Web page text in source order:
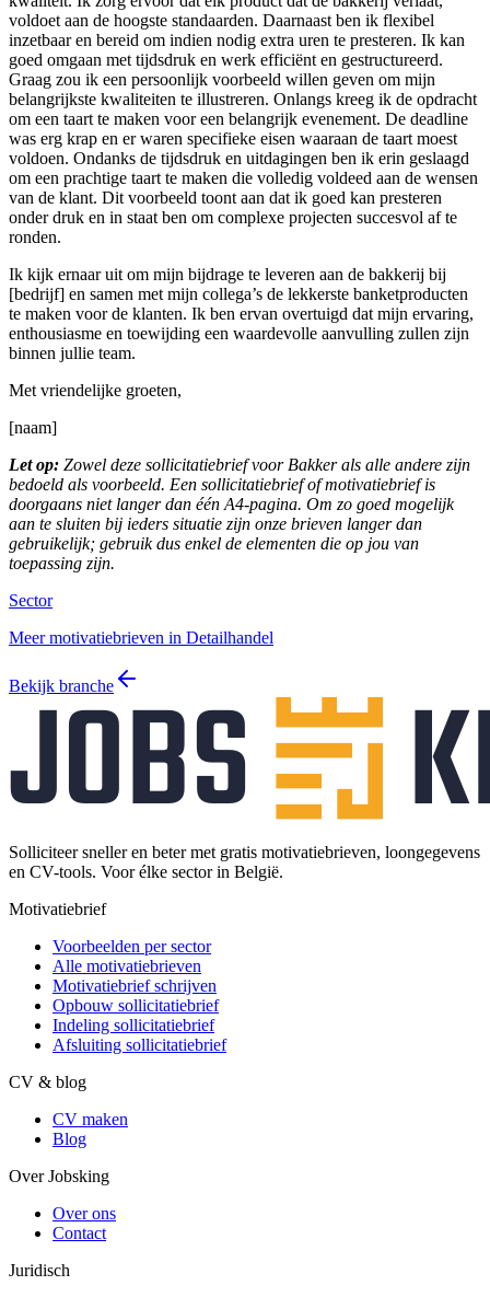
voldoet aan de hoogste standaarden. Daarnaast ben ik flexibel
inzetbaar en bereid om indien nodig extra uren te presteren. Ik kan
goed omgaan met tijdsdruk en werk efficiënt en gestructureerd.
Graag zou ik een persoonlijk voorbeeld willen geven om mijn
belangrijkste kwaliteiten te illustreren. Onlangs kreeg ik de opdracht
om een taart te maken voor een belangrijk evenement. De deadline
was erg krap en er waren specifieke eisen waaraan de taart moest
voldoen. Ondanks de tijdsdruk en uitdagingen ben ik erin geslaagd
om een prachtige taart te maken die volledig voldeed aan de wensen
van de klant. Dit voorbeeld toont aan dat ik goed kan presteren
onder druk en in staat ben om complexe projecten succesvol af te
ronden.
Ik kijk ernaar uit om mijn bijdrage te leveren aan de bakkerij bij
[bedrijf] en samen met mijn collega’s de lekkerste banketproducten
te maken voor de klanten. Ik ben ervan overtuigd dat mijn ervaring,
enthousiasme en toewijding een waardevolle aanvulling zullen zijn
binnen jullie team.
Met vriendelijke groeten,
[naam]
Let op: Zowel deze sollicitatiebrief voor Bakker als alle andere zijn
bedoeld als voorbeeld. Een sollicitatiebrief of motivatiebrief is
doorgaans niet langer dan één A4-pagina. Om zo goed mogelijk
aan te sluiten bij ieders situatie zijn onze brieven langer dan
gebruikelijk; gebruik dus enkel de elementen die op jou van
toepassing zijn.
Sector
Meer motivatiebrieven in Detailhandel
Bekijk branche
Solliciteer sneller en beter met gratis motivatiebrieven, loongegevens
en CV-tools. Voor élke sector in België.
Motivatiebrief
Voorbeelden per sector
Alle motivatiebrieven
Motivatiebrief schrijven
Opbouw sollicitatiebrief
Indeling sollicitatiebrief
Afsluiting sollicitatiebrief
CV & blog
CV maken
Blog
Over Jobsking
Over ons
Contact
Juridisch